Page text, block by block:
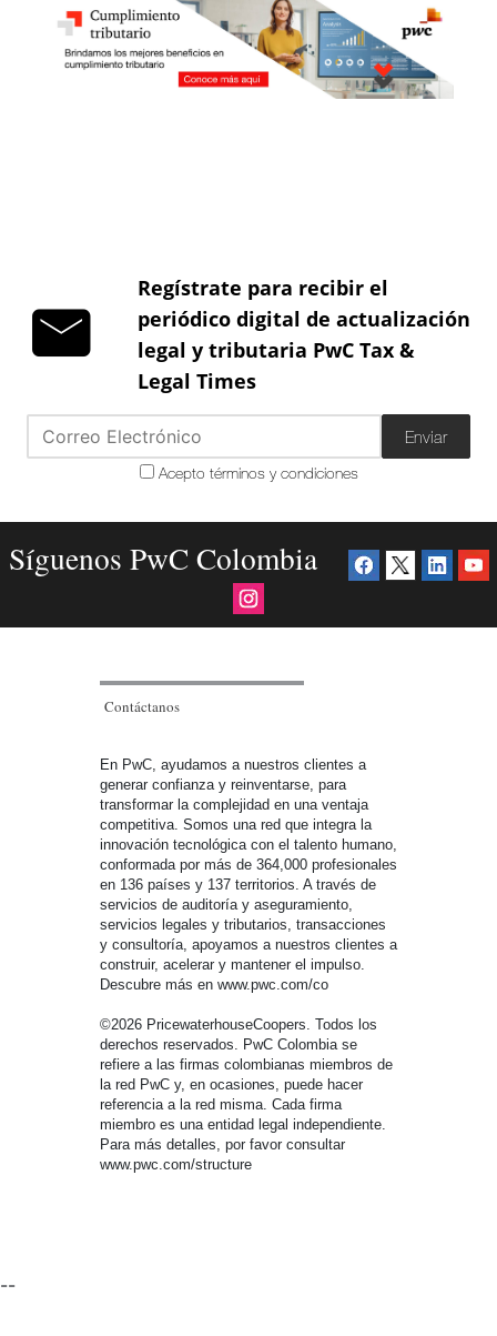
Regístrate para recibir el
periódico digital de actualización
legal y tributaria PwC Tax &
Legal Times
Enviar
Acepto términos y condiciones
Síguenos PwC Colombia
Contáctanos
En PwC, ayudamos a nuestros clientes a
generar confianza y reinventarse, para
transformar la complejidad en una ventaja
competitiva. Somos una red que integra la
innovación tecnológica con el talento humano,
conformada por más de 364,000 profesionales
en 136 países y 137 territorios. A través de
servicios de auditoría y aseguramiento,
servicios legales y tributarios, transacciones
y consultoría, apoyamos a nuestros clientes a
construir, acelerar y mantener el impulso.
Descubre más en www.pwc.com/co
©2026 PricewaterhouseCoopers. Todos los
derechos reservados. PwC Colombia se
refiere a las firmas colombianas miembros de
la red PwC y, en ocasiones, puede hacer
referencia a la red misma. Cada firma
miembro es una entidad legal independiente.
Para más detalles, por favor consultar
www.pwc.com/structure
--